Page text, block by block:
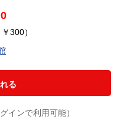
300）
る
インで利用可能）